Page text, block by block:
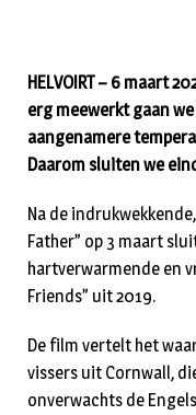
HELVOIRT – 6 maart
erg meewerkt gaan
aangenamere
Daarom sluiten we
Na de
Father” op 3 maart
hartverwarmende en
Friends” uit 2019.
De film vertelt het
vissers uit Cornwall,
onverwachts de